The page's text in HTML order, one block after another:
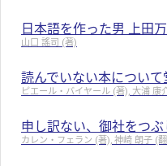
日本語を作った男 上田
山口 謠司 (著)
読んでいない本につい
ピエール・バイヤール (著), 大浦 康
申し訳ない、御社をつぶ
カレン・フェラン (著), 神崎 朗子 (